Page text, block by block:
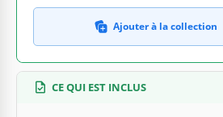
Ajouter à la collection
CE QUI EST INCLUS